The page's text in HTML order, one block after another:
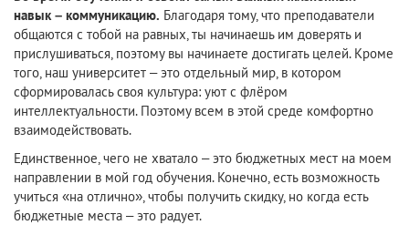
навык – коммуникацию. Благодаря тому, что преподаватели
общаются с тобой на равных, ты начинаешь им доверять и
прислушиваться, поэтому вы начинаете достигать целей. Кроме
того, наш университет – это отдельный мир, в котором
сформировалась своя культура: уют с флёром
интеллектуальности. Поэтому всем в этой среде комфортно
взаимодействовать.
Единственное, чего не хватало – это бюджетных мест на моем
направлении в мой год обучения. Конечно, есть возможность
учиться «на отлично», чтобы получить скидку, но когда есть
бюджетные места – это радует.